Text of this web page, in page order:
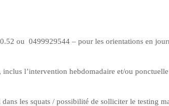
ou 0499929544 – pour les orientations en
l’intervention hebdomadaire et/ou
les squats / possibilité de solliciter le testing